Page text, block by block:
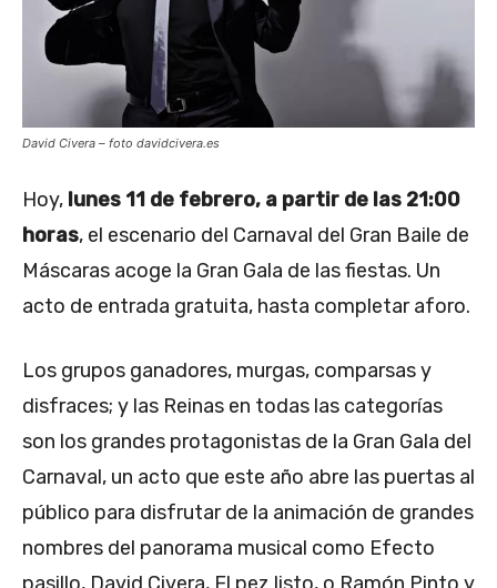
David Civera – foto davidcivera.es
Hoy, lunes 11 de febrero, a partir de las 21:00
horas, el escenario del Carnaval del Gran Baile de
Máscaras acoge la Gran Gala de las fiestas. Un
acto de entrada gratuita, hasta completar aforo.
Los grupos ganadores, murgas, comparsas y
disfraces; y las Reinas en todas las categorías
son los grandes protagonistas de la Gran Gala del
Carnaval, un acto que este año abre las puertas al
público para disfrutar de la animación de grandes
nombres del panorama musical como Efecto